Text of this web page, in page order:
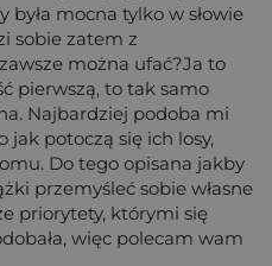
była mocna tylko w słowie
sobie zatem z
można ufać?Ja to
pierwszą, to tak samo
Najbardziej podoba mi
jak potoczą się ich losy,
Do tego opisana jakby
przemyśleć sobie własne
priorytety, którymi się
więc polecam wam